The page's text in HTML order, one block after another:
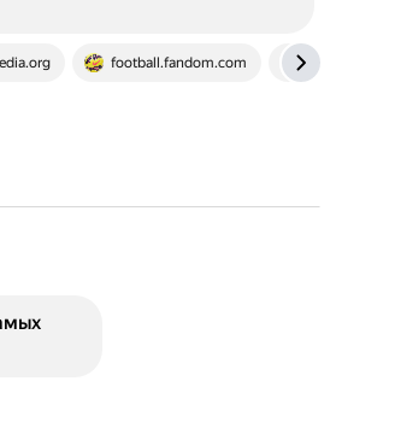
football.fandom.com